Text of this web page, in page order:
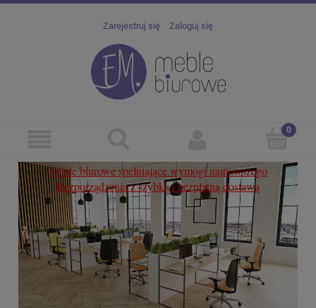
Zarejestruj się Zaloguj się
Fotelebiurowe spełniające wymogi najnowszego
Rozporządzenia z szybką i bezpłatną dostawą